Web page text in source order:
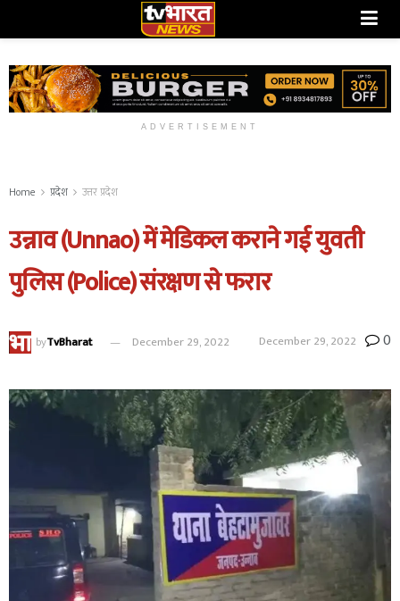
ADVERTISEMENT
Home प्रदेश उत्तर प्रदेश
उन्नाव (Unnao) में मेडिकल कराने गई युवती
पुलिस (Police) संरक्षण से फरार
byTvBharat December 29, 2022 December 29, 2022 0